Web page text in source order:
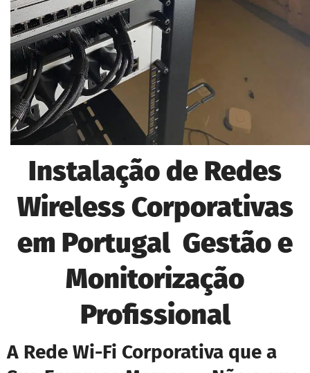
Instalação de Redes
Wireless Corporativas
em Portugal Gestão e
Monitorização
Profissional
A Rede Wi-Fi Corporativa que a